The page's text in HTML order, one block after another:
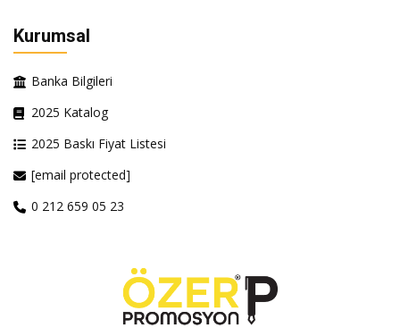
Kurumsal
Banka Bilgileri
2025 Katalog
2025 Baskı Fiyat Listesi
[email protected]
0 212 659 05 23